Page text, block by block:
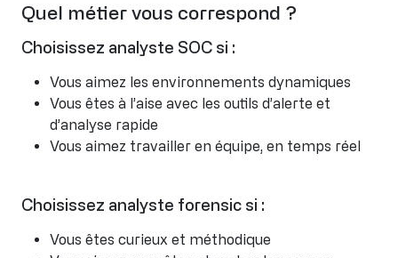
Quel métier vous correspond ?
Choisissez analyste SOC si :
Vous aimez les environnements dynamiques
Vous êtes à l’aise avec les outils d’alerte et
d’analyse rapide
Vous aimez travailler en équipe, en temps réel
Choisissez analyste forensic si :
Vous êtes curieux et méthodique